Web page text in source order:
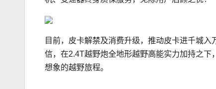
目前，皮卡解禁及消费升级，推动皮卡进千城
信，在2.4T越野炮全地形越野高能实力加持之
想象的越野旅程。